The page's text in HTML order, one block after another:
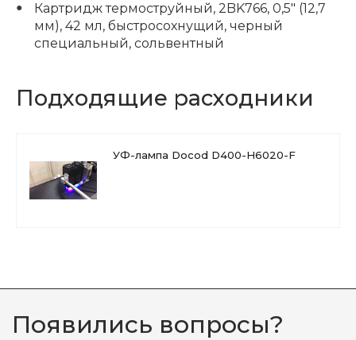
Картридж термоструйный, 2BK766, 0,5" (12,7
мм), 42 мл, быстросохнущий, черный
специальный, сольвентный
Подходящие расходники
УФ-лампа Docod D400-H6020-F
Появились вопросы?